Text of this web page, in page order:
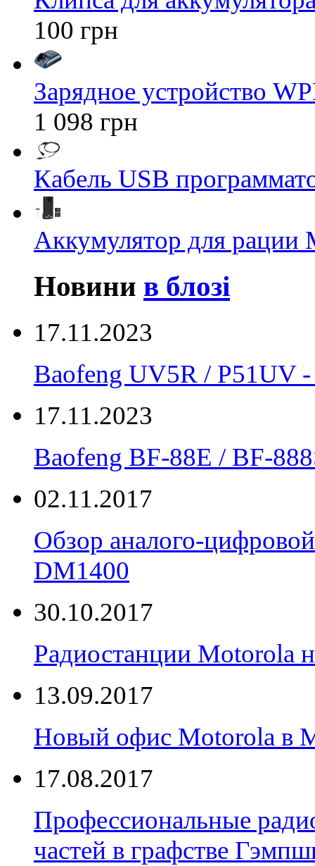
100 грн
Зарядное устройство
1 098 грн
Кабель USB
Аккумулятор для рации
Новини в блозі
17.11.2023
Baofeng UV5R /
17.11.2023
Вaofeng BF-88E / BF-
02.11.2017
Обзор аналого-
DM1400
30.10.2017
Радиостанции Motorola
13.09.2017
Новый офис Motorola в
17.08.2017
Профессиональные
частей в графстве